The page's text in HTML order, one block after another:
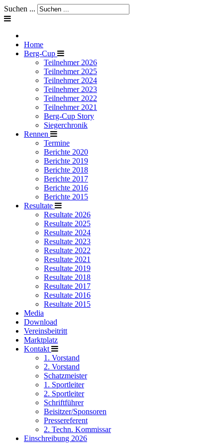
Suchen ...
Home
Berg-Cup
Teilnehmer 2026
Teilnehmer 2025
Teilnehmer 2024
Teilnehmer 2023
Teilnehmer 2022
Teilnehmer 2021
Berg-Cup Story
Siegerchronik
Rennen
Termine
Berichte 2020
Berichte 2019
Berichte 2018
Berichte 2017
Berichte 2016
Berichte 2015
Resultate
Resultate 2026
Resultate 2025
Resultate 2024
Resultate 2023
Resultate 2022
Resultate 2021
Resultate 2019
Resultate 2018
Resultate 2017
Resultate 2016
Resultate 2015
Media
Download
Vereinsbeitritt
Marktplatz
Kontakt
1. Vorstand
2. Vorstand
Schatzmeister
1. Sportleiter
2. Sportleiter
Schriftführer
Beisitzer/Sponsoren
Pressereferent
2. Techn. Kommissar
Einschreibung 2026